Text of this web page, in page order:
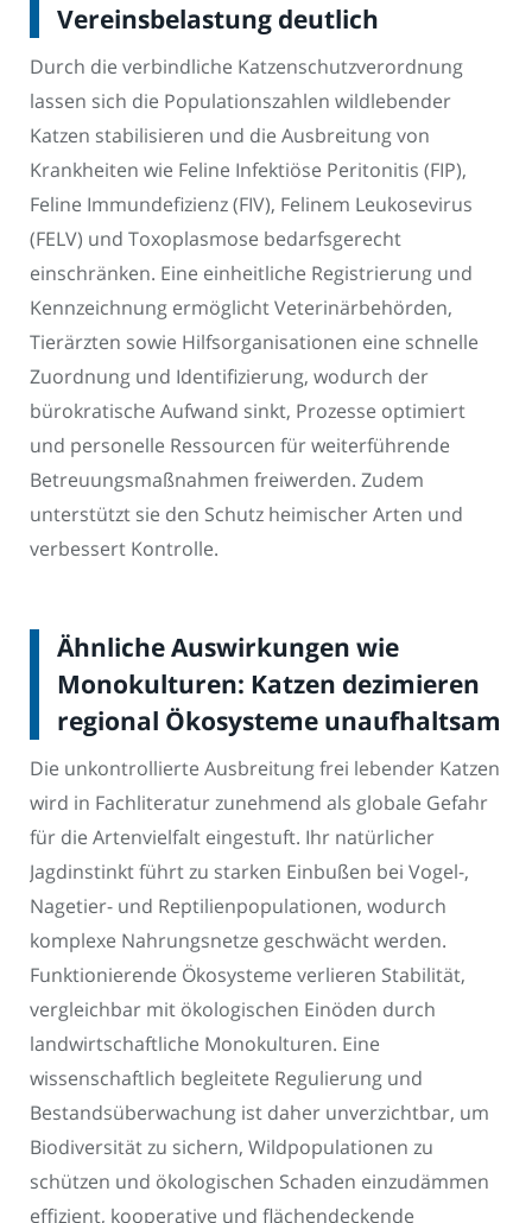
Vereinsbelastung deutlich
Durch die verbindliche Katzenschutzverordnung
lassen sich die Populationszahlen wildlebender
Katzen stabilisieren und die Ausbreitung von
Krankheiten wie Feline Infektiöse Peritonitis (FIP),
Feline Immundefizienz (FIV), Felinem Leukosevirus
(FELV) und Toxoplasmose bedarfsgerecht
einschränken. Eine einheitliche Registrierung und
Kennzeichnung ermöglicht Veterinärbehörden,
Tierärzten sowie Hilfsorganisationen eine schnelle
Zuordnung und Identifizierung, wodurch der
bürokratische Aufwand sinkt, Prozesse optimiert
und personelle Ressourcen für weiterführende
Betreuungsmaßnahmen freiwerden. Zudem
unterstützt sie den Schutz heimischer Arten und
verbessert Kontrolle.
Ähnliche Auswirkungen wie
Monokulturen: Katzen dezimieren
regional Ökosysteme unaufhaltsam
Die unkontrollierte Ausbreitung frei lebender Katzen
wird in Fachliteratur zunehmend als globale Gefahr
für die Artenvielfalt eingestuft. Ihr natürlicher
Jagdinstinkt führt zu starken Einbußen bei Vogel-,
Nagetier- und Reptilienpopulationen, wodurch
komplexe Nahrungsnetze geschwächt werden.
Funktionierende Ökosysteme verlieren Stabilität,
vergleichbar mit ökologischen Einöden durch
landwirtschaftliche Monokulturen. Eine
wissenschaftlich begleitete Regulierung und
Bestandsüberwachung ist daher unverzichtbar, um
Biodiversität zu sichern, Wildpopulationen zu
schützen und ökologischen Schaden einzudämmen
effizient, kooperative und flächendeckende